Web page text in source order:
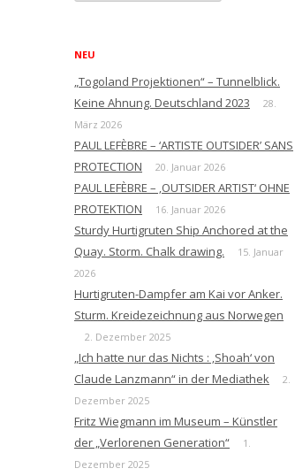
NEU
„Togoland Projektionen“ – Tunnelblick.
Keine Ahnung. Deutschland 2023
28.
März 2026
PAUL LEFÈBRE – ‘ARTISTE OUTSIDER’ SANS
PROTECTION
20. Januar 2026
PAUL LEFÈBRE – ‚OUTSIDER ARTIST‘ OHNE
PROTEKTION
16. Januar 2026
Sturdy Hurtigruten Ship Anchored at the
Quay. Storm. Chalk drawing.
15. Januar
2026
Hurtigruten-Dampfer am Kai vor Anker.
Sturm. Kreidezeichnung aus Norwegen
2. Dezember 2025
„Ich hatte nur das Nichts : ‚Shoah‘ von
Claude Lanzmann“ in der Mediathek
2.
Dezember 2025
Fritz Wiegmann im Museum – Künstler
der „Verlorenen Generation“
1.
Dezember 2025